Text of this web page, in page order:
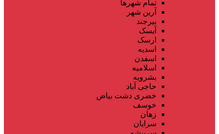
تمام شهر‌ها
آرین شهر
بیرجند
آیسک
ارسک
اسدیه
اسفدن
اسلامیه
بشرویه
حاجی آباد
خضری دشت بیاض
خوسف
زهان
سرایان